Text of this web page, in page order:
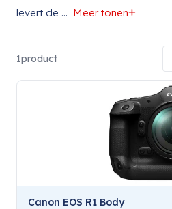
levert de ... Meer tonen
1product
Canon EOS R1 Body